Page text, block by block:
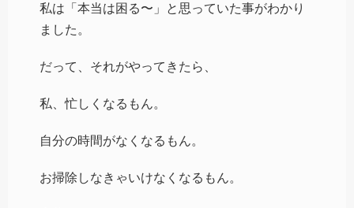
私は「本当は困る〜」と思っていた事がわかり
ました。
だって、それがやってきたら、
私、忙しくなるもん。
自分の時間がなくなるもん。
お掃除しなきゃいけなくなるもん。